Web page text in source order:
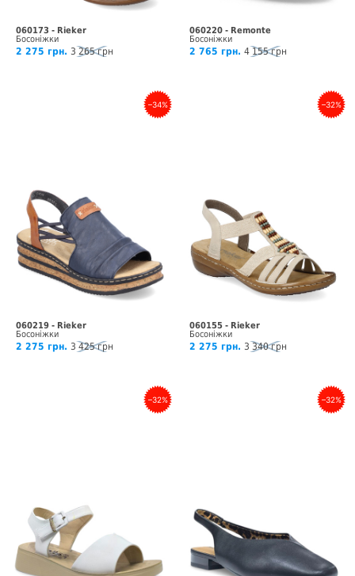
060173 - Rieker
Босоніжки
2 275 грн. 3 265 грн
060220 - Remonte
Босоніжки
2 765 грн. 4 155 грн
–34%
060219 - Rieker
Босоніжки
2 275 грн. 3 425 грн
–32%
060155 - Rieker
Босоніжки
2 275 грн. 3 340 грн
–32% –32%